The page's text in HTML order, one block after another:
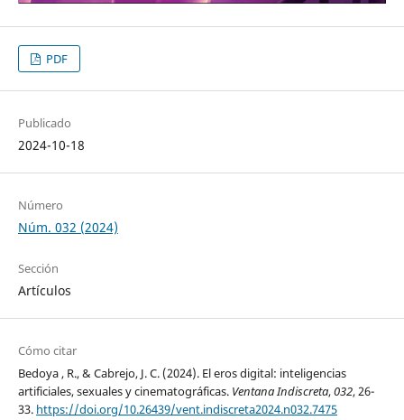
PDF
Publicado
2024-10-18
Número
Núm. 032 (2024)
Sección
Artículos
Cómo citar
Bedoya , R., & Cabrejo, J. C. (2024). El eros digital: inteligencias
artificiales, sexuales y cinematográficas. Ventana Indiscreta,032, 26-
33. https://doi.org/10.26439/vent.indiscreta2024.n032.7475